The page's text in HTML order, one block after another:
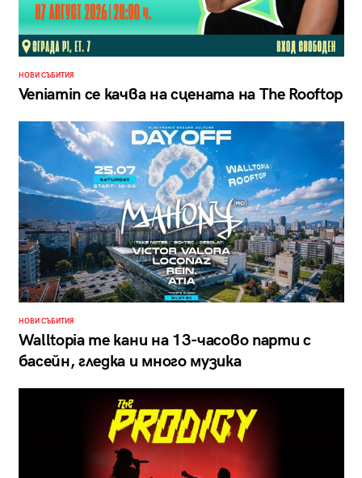
НОВИ СЪБИТИЯ
Veniamin се качва на сцената на The Rooftop
НОВИ СЪБИТИЯ
Walltopia те кани на 13-часово парти с
басейн, гледка и много музика